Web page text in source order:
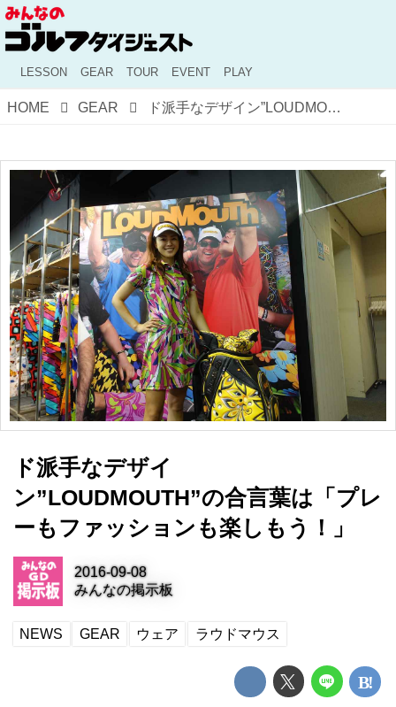
LESSON GEAR TOUR EVENT PLAY
HOME GEAR ド派手なデザイン”LOUDMOUTH”の合言葉は「プレーもファッションも楽しもう！」
ド派手なデザイ
ン”LOUDMOUTH”の合言葉は「プレ
ーもファッションも楽しもう！」
2016-09-08
みんなの掲示板
NEWS GEAR ウェア ラウドマウス